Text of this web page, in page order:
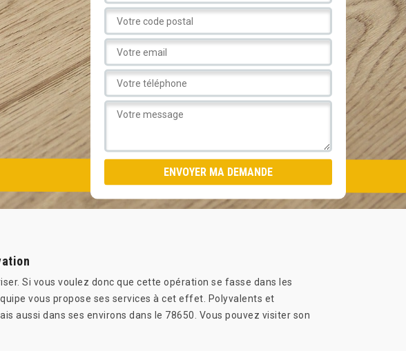
Si vous voulez donc que cette opération se fasse dans les
vous propose ses services à cet effet. Polyvalents et
aussi dans ses environs dans le 78650. Vous pouvez visiter son